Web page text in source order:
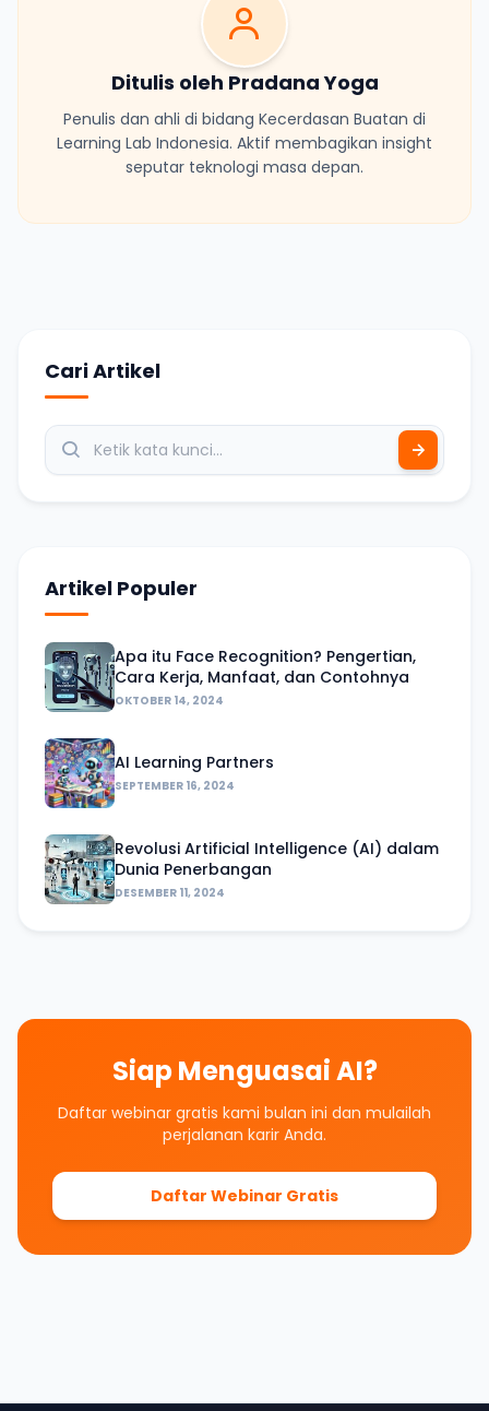
Ditulis oleh Pradana Yoga
Penulis dan ahli di bidang Kecerdasan Buatan di
Learning Lab Indonesia. Aktif membagikan insight
seputar teknologi masa depan.
Cari Artikel
Artikel Populer
Apa itu Face Recognition? Pengertian,
Cara Kerja, Manfaat, dan Contohnya
OKTOBER 14, 2024
AI Learning Partners
SEPTEMBER 16, 2024
Revolusi Artificial Intelligence (AI) dalam
Dunia Penerbangan
DESEMBER 11, 2024
Siap Menguasai AI?
Daftar webinar gratis kami bulan ini dan mulailah
perjalanan karir Anda.
Daftar Webinar Gratis